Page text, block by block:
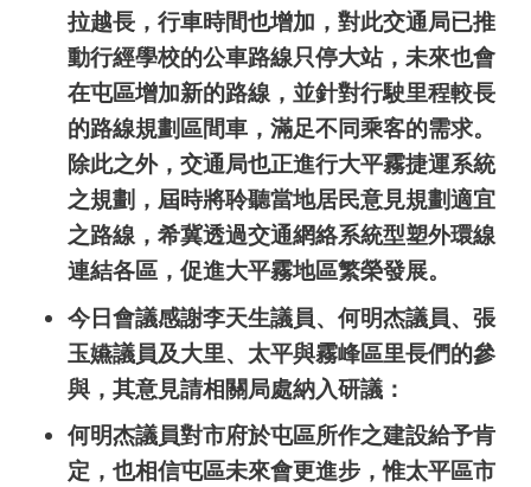
拉越長，行車時間也增加，對此交通局已推
動行經學校的公車路線只停大站，未來也會
在屯區增加新的路線，並針對行駛里程較長
的路線規劃區間車，滿足不同乘客的需求。
除此之外，交通局也正進行大平霧捷運系統
之規劃，屆時將聆聽當地居民意見規劃適宜
之路線，希冀透過交通網絡系統型塑外環線
連結各區，促進大平霧地區繁榮發展。
今日會議感謝李天生議員、何明杰議員、張
玉嬿議員及大里、太平與霧峰區里長們的參
與，其意見請相關局處納入研議：
何明杰議員對市府於屯區所作之建設給予肯
定，也相信屯區未來會更進步，惟太平區市